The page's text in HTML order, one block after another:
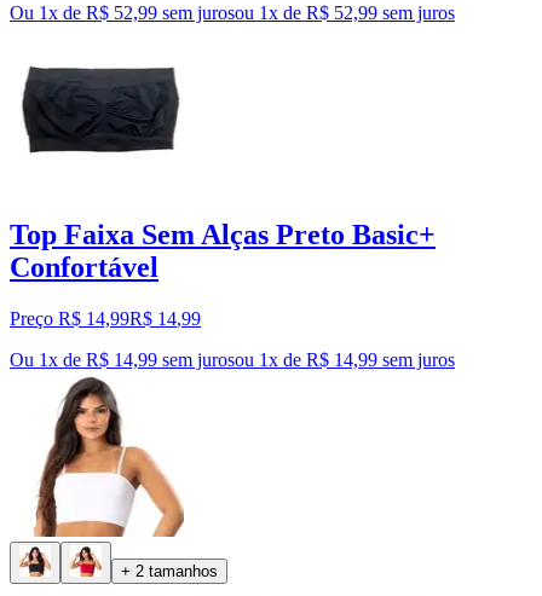
Ou 1x de R$ 52,99 sem jurosou 1x de R$ 52,99 sem juros
Top Faixa Sem Alças Preto Basic+
Confortável
Preço R$ 14,99R$ 14,99
Ou 1x de R$ 14,99 sem jurosou 1x de R$ 14,99 sem juros
+ 2 tamanhos